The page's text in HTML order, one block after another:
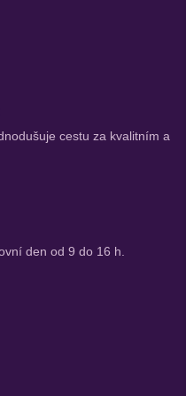
cestu za kvalitním a
den od 9 do 16 h.